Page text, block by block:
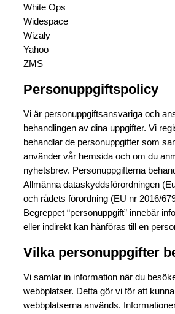
White Ops
Widespace
Wizaly
Yahoo
ZMS
Personuppgiftspolicy
Vi är personuppgiftsansvariga och
behandlingen av dina uppgifter. Vi
behandlar de personuppgifter som
använder vår hemsida och om du
nyhetsbrev. Personuppgifterna
Allmänna dataskyddsförordningen
och rådets förordning (EU nr 2016/
Begreppet “personuppgift” innebär
eller indirekt kan hänföras till en
Vilka personuppgifter
Vi samlar in information när du
webbplatser. Detta gör vi för att
webbplatserna används.